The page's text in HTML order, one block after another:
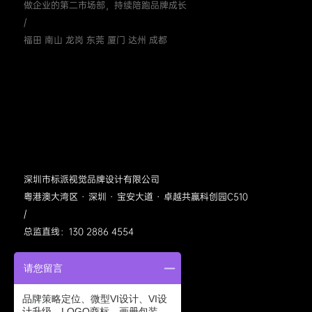
做企业的第二市场部，持续陪跑品牌成长
/
福田 南山 龙岗 东莞 厦门 达州 成都
深圳市标派视觉品牌设计有限公司
粤港澳大湾区 · 深圳 · 宝安大道 · 卓越共赢科创园C510
/
总监直线：130 2886 4554
请您留言
品牌策略定位、微型VI设计、VI设